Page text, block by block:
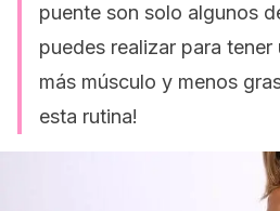
puente son solo algunos
puedes realizar para tener
más músculo y menos
esta rutina!